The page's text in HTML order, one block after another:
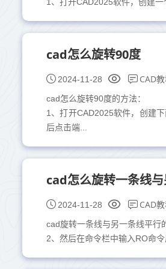
cad怎么旋转90度
2024-11-28 CAD
cad怎么旋转90度的方法：
1、打开CAD2025软件，创建
后点击端...
cad怎么旋转一条线
2024-11-28 CAD
cad旋转一条线与另一条线平行
2、然后在命令栏中输入RO命